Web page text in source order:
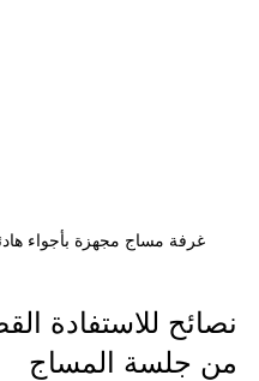
غرفة مساج مجهزة بأجواء
نصائح للاستفادة
من جلسة المساج